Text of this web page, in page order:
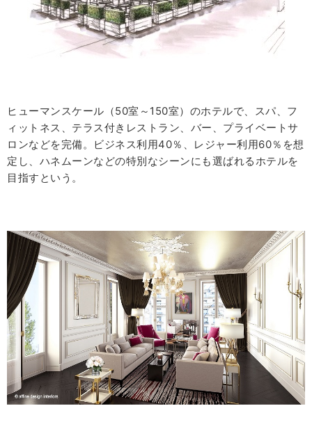
ヒューマンスケール（50室～ 150室）のホテルで、スパ、フ
ィットネス、テラス付きレストラン、バー、プライベートサ
ロンなどを完備。ビジネス利用40％、レジャー利用60％を想
定し、ハネムーンなどの特別なシーンにも選ばれるホテルを
目指すという。